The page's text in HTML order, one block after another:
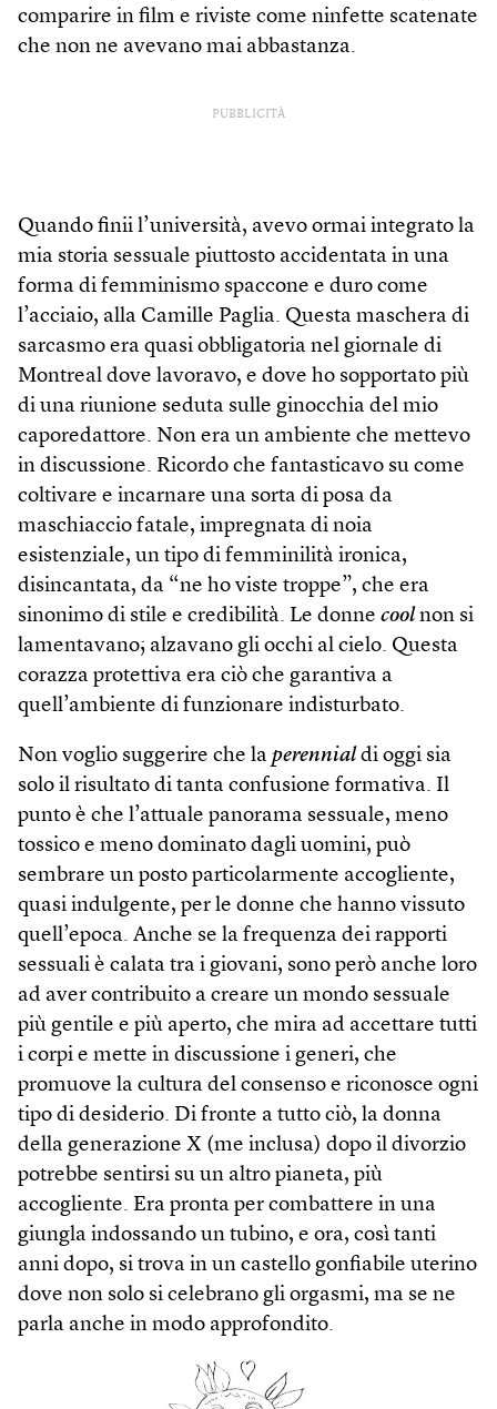
comparire in film e riviste come ninfette scatenate
che non ne avevano mai abbastanza.
PUBBLICITÀ
Quando finii l’università, avevo ormai integrato la
mia storia sessuale piuttosto accidentata in una
forma di femminismo spaccone e duro come
l’acciaio, alla Camille Paglia. Questa maschera di
sarcasmo era quasi obbligatoria nel giornale di
Montreal dove lavoravo, e dove ho sopportato più
di una riunione seduta sulle ginocchia del mio
caporedattore. Non era un ambiente che mettevo
in discussione. Ricordo che fantasticavo su come
coltivare e incarnare una sorta di posa da
maschiaccio fatale, impregnata di noia
esistenziale, un tipo di femminilità ironica,
disincantata, da “ne ho viste troppe”, che era
sinonimo di stile e credibilità. Le donne cool non si
lamentavano; alzavano gli occhi al cielo. Questa
corazza protettiva era ciò che garantiva a
quell’ambiente di funzionare indisturbato.
Non voglio suggerire che la perennial di oggi sia
solo il risultato di tanta confusione formativa. Il
punto è che l’attuale panorama sessuale, meno
tossico e meno dominato dagli uomini, può
sembrare un posto particolarmente accogliente,
quasi indulgente, per le donne che hanno vissuto
quell’epoca. Anche se la frequenza dei rapporti
sessuali è calata tra i giovani, sono però anche loro
ad aver contribuito a creare un mondo sessuale
più gentile e più aperto, che mira ad accettare tutti
i corpi e mette in discussione i generi, che
promuove la cultura del consenso e riconosce ogni
tipo di desiderio. Di fronte a tutto ciò, la donna
della generazione X (me inclusa) dopo il divorzio
potrebbe sentirsi su un altro pianeta, più
accogliente. Era pronta per combattere in una
giungla indossando un tubino, e ora, così tanti
anni dopo, si trova in un castello gonfiabile uterino
dove non solo si celebrano gli orgasmi, ma se ne
parla anche in modo approfondito.